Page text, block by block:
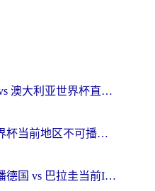
在国外怎么看美国 vs 澳大利亚世界杯直播？海外党必藏的中文解说观赛指南
在加拿大看抖音世界杯当前地区不可播放？海外党体育观赛终极指南
在海外看世界杯直播德国 vs 巴拉圭当前IP受限制？这篇指南帮你轻松解决地区限制